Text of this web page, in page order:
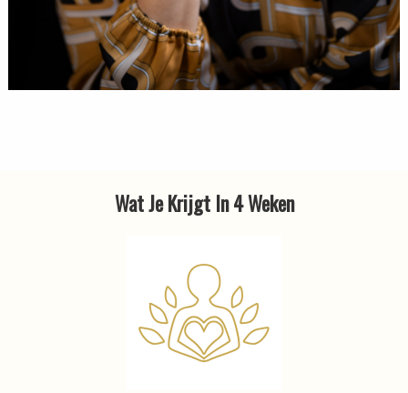
Wat Je Krijgt In 4 Weken